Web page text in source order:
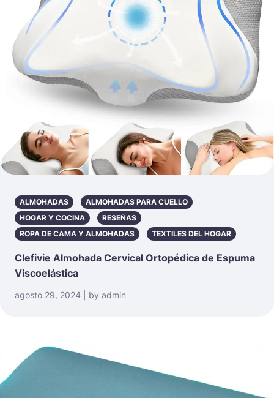
ALMOHADAS
ALMOHADAS PARA CUELLO
HOGAR Y COCINA
RESEÑAS
ROPA DE CAMA Y ALMOHADAS
TEXTILES DEL HOGAR
Clefivie Almohada Cervical Ortopédica de Espuma
Viscoelástica
agosto 29, 2024 | by admin